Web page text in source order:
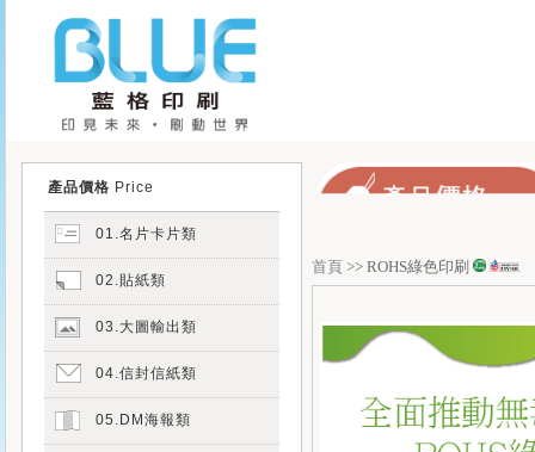
產品價格 Price
01.名片卡片類
02.貼紙類
03.大圖輸出類
04.信封信紙類
05.DM海報類
首頁>> ROHS綠色印刷